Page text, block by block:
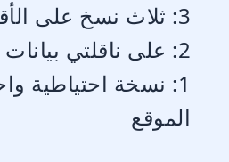
3: ثلاث نسخ على الأقل
2: على ناقلتي بيانات مختلفتين على الأقل
1: نسخة احتياطية
الموقع